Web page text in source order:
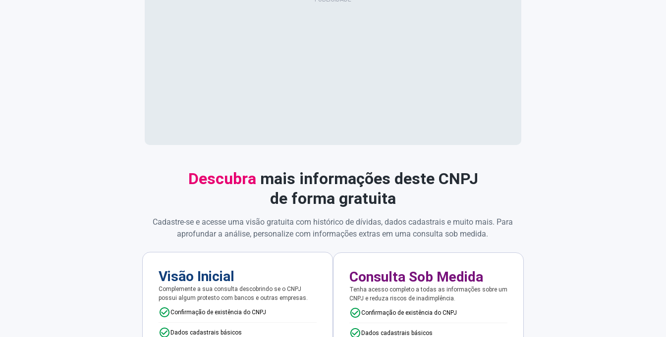
Descubra mais informações deste CNPJ
de forma gratuita
Cadastre-se e acesse uma visão gratuita com histórico de dívidas, dados cadastrais e muito mais. Para
aprofundar a análise, personalize com informações extras em uma consulta sob medida.
Visão Inicial
Complemente a sua consulta descobrindo se o CNPJ
possui algum protesto com bancos e outras empresas.
Confirmação de existência do CNPJ
Dados cadastrais básicos
Consulta Sob Medida
Tenha acesso completo a todas as informações sobre um
CNPJ e reduza riscos de inadimplência.
Confirmação de existência do CNPJ
Dados cadastrais básicos